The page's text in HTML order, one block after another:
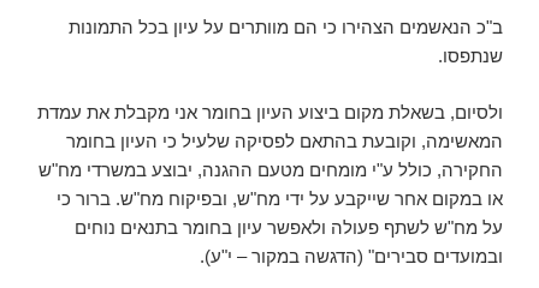
ב"כ הנאשמים הצהירו כי הם מוותרים על עיון בכל התמונות
שנתפסו.
ולסיום, בשאלת מקום ביצוע העיון בחומר אני מקבלת את עמדת
המאשימה, וקובעת בהתאם לפסיקה שלעיל כי העיון בחומר
החקירה, כולל ע"י מומחים מטעם ההגנה, יבוצע במשרדי מח"ש
או במקום אחר שייקבע על ידי מח"ש, ובפיקוח מח"ש. ברור כי
על מח"ש לשתף פעולה ולאפשר עיון בחומר בתנאים נוחים
ובמועדים סבירים" (הדגשה במקור – י"ע).